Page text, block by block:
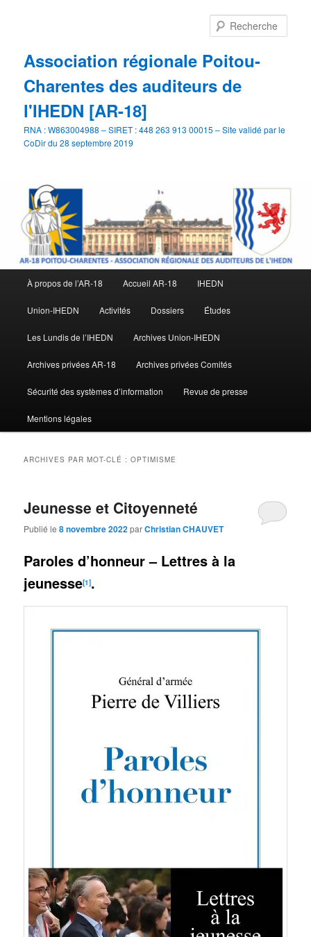
Association régionale Poitou-
Charentes des auditeurs de
l'IHEDN [AR-18]
RNA : W863004988 – SIRET : 448 263 913 00015 – Site validé par le
CoDir du 28 septembre 2019
principal
À propos de l’AR-18 Accueil AR-18 IHEDN
Union-IHEDN Activités Dossiers Études
Les Lundis de l’IHEDN Archives Union-IHEDN
Archives privées AR-18 Archives privées Comités
Sécurité des systèmes d’information Revue de presse
Mentions légales
ARCHIVES PAR MOT-CLÉ :OPTIMISME
Jeunesse et Citoyenneté
Publié le8 novembre 2022parChristian CHAUVET
Paroles d’honneur – Lettres à la
jeunesse[1].